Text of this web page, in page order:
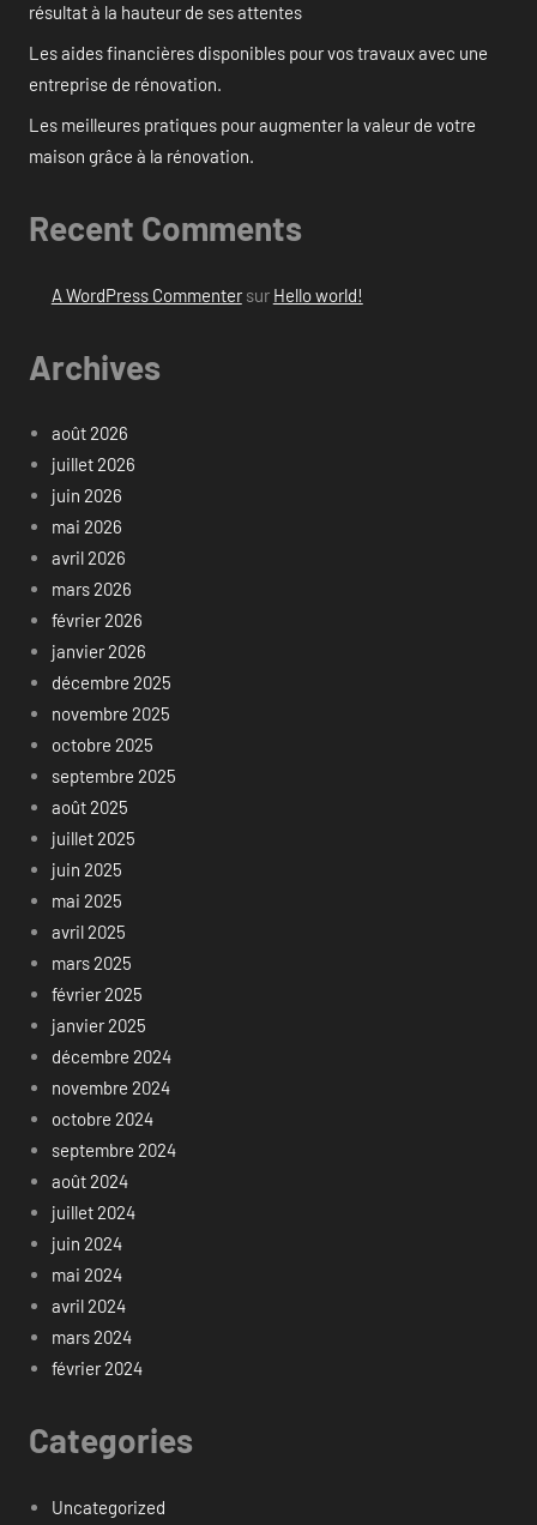
résultat à la hauteur de ses attentes
Les aides financières disponibles pour vos travaux avec une
entreprise de rénovation.
Les meilleures pratiques pour augmenter la valeur de votre
maison grâce à la rénovation.
Recent Comments
A WordPress Commentersur Hello world!
Archives
août 2026
juillet 2026
juin 2026
mai 2026
avril 2026
mars 2026
février 2026
janvier 2026
décembre 2025
novembre 2025
octobre 2025
septembre 2025
août 2025
juillet 2025
juin 2025
mai 2025
avril 2025
mars 2025
février 2025
janvier 2025
décembre 2024
novembre 2024
octobre 2024
septembre 2024
août 2024
juillet 2024
juin 2024
mai 2024
avril 2024
mars 2024
février 2024
Categories
Uncategorized